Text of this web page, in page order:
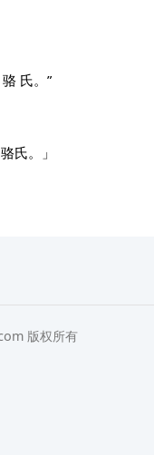
氏。”
氏。」
版权所有